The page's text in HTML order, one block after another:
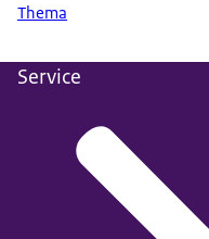
Thema
Service